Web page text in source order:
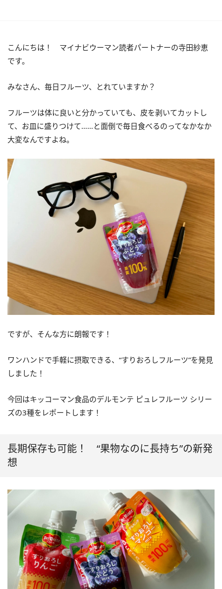
こんにちは！ マイナビウーマン読者パートナーの寺田紗恵
です。
みなさん、毎日フルーツ、とれていますか？
フルーツは体に良いと分かっていても、皮を剥いてカットし
て、お皿に盛りつけて……と面倒で毎日食べるのってなかなか
大変なんですよね。
ですが、そんな方に朗報です！
ワンハンドで手軽に摂取できる、“すりおろしフルーツ”を発見
しました！
今回はキッコーマン食品のデルモンテ ピュレフルーツ シリー
ズの3種をレポートします！
長期保存も可能！ “果物なのに長持ち”の新発
想